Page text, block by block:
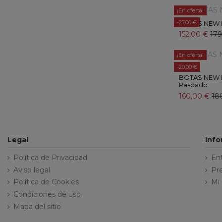
¡En oferta!
-27,00 €
BOTAS NEW
152,00 €
¡En oferta!
-20,00 €
BOTAS
Raspado
160,00 €
Legal
Política de Privacidad
Aviso legal
Política de Cookies
Condiciones de uso
Mapa del sitio
Mi